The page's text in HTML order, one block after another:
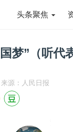
头条聚焦
梦”（听代
来源：人民日报